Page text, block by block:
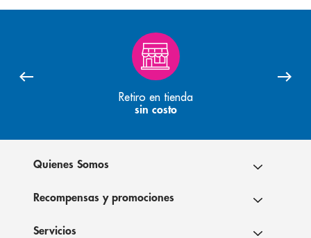
Retiro en tienda
sin costo
Quienes Somos
Recompensas y promociones
Servicios